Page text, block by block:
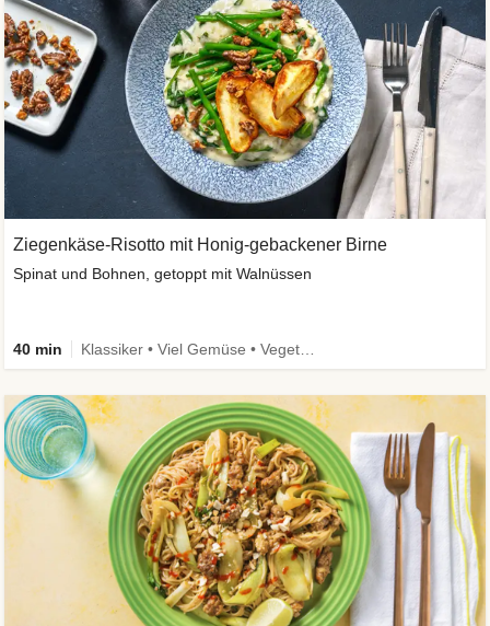
Ziegenkäse-Risotto mit Honig-gebackener Birne
Spinat und Bohnen, getoppt mit Walnüssen
40 min